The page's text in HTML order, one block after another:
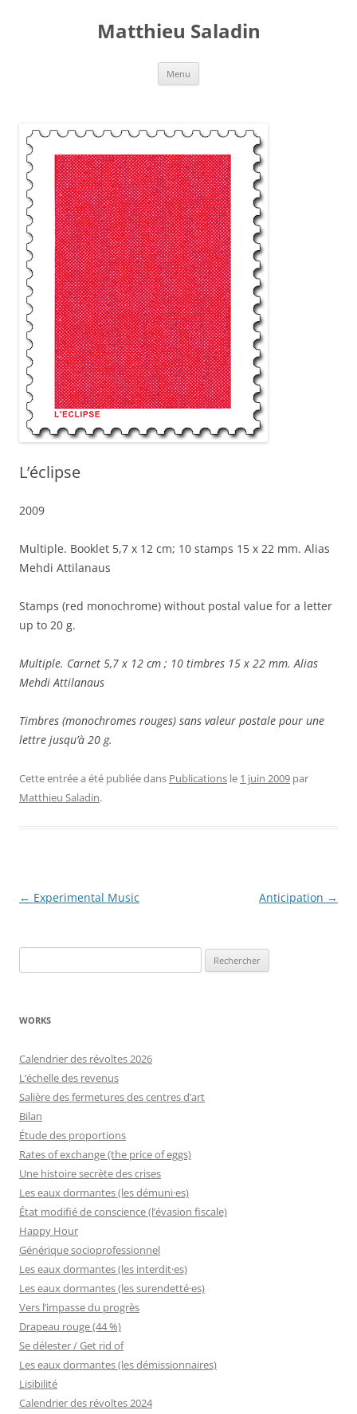
Matthieu Saladin
Menu
L’éclipse
2009
Multiple. Booklet 5,7 x 12 cm; 10 stamps 15 x 22 mm. Alias
Mehdi Attilanaus
Stamps (red monochrome) without postal value for a letter
up to 20 g.
Multiple. Carnet 5,7 x 12 cm ; 10 timbres 15 x 22 mm. Alias
Mehdi Attilanaus
Timbres (monochromes rouges) sans valeur postale pour une
lettre jusqu’à 20 g.
Cette entrée a été publiée dans Publications le 1 juin 2009 par
Matthieu Saladin.
Navigation
← Experimental Music Anticipation →
WORKS
Calendrier des révoltes 2026
L’échelle des revenus
Salière des fermetures des centres d’art
Bilan
Étude des proportions
Rates of exchange (the price of eggs)
Une histoire secrète des crises
Les eaux dormantes (les démuni·es)
État modifié de conscience (l’évasion fiscale)
Happy Hour
Générique socioprofessionnel
Les eaux dormantes (les interdit·es)
Les eaux dormantes (les surendetté·es)
Vers l’impasse du progrès
Drapeau rouge (44 %)
Se délester / Get rid of
Les eaux dormantes (les démissionnaires)
Lisibilité
Calendrier des révoltes 2024